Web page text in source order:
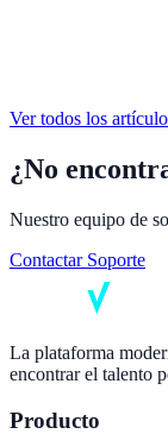
Ver todos los
¿No
Nuestro equipo de
Contactar Soporte
La plataforma
encontrar el talento
Producto